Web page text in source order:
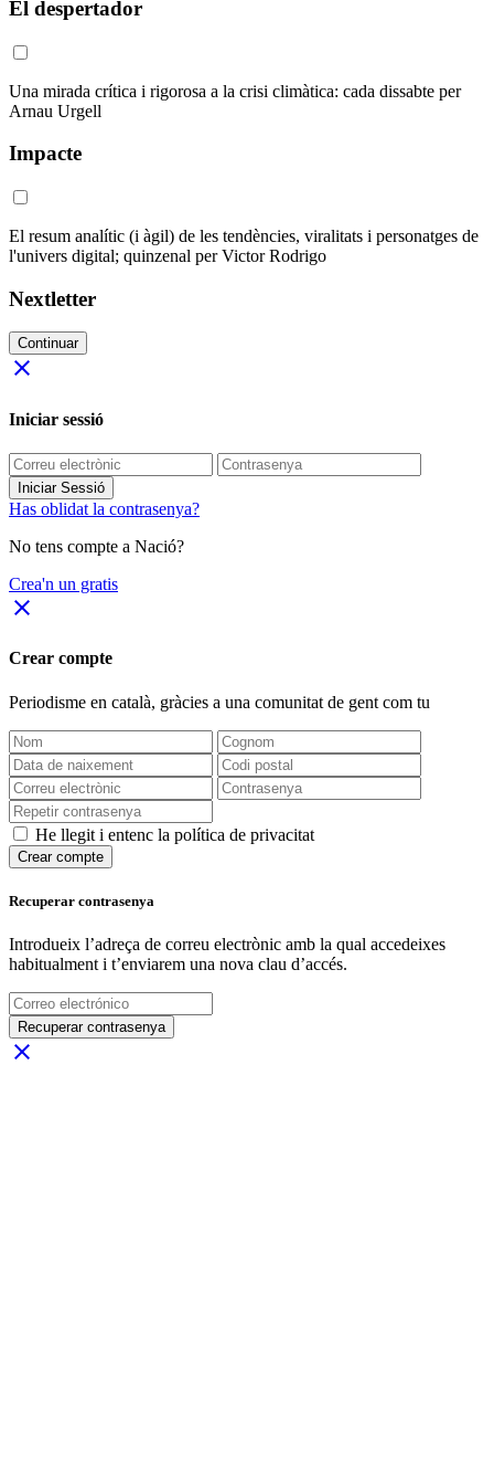
El despertador
Una mirada crítica i rigorosa a la crisi climàtica: cada dissabte per
Arnau Urgell
Impacte
El resum analític (i àgil) de les tendències, viralitats i personatges de
l'univers digital; quinzenal per Victor Rodrigo
Nextletter
Continuar
close
Iniciar sessió
Iniciar Sessió
Has oblidat la contrasenya?
No tens compte a Nació?
Crea'n un gratis
close
Crear compte
Periodisme en català, gràcies a una comunitat de gent com tu
He llegit i entenc la política de privacitat
Crear compte
Recuperar contrasenya
Introdueix l’adreça de correu electrònic amb la qual accedeixes
habitualment i t’enviarem una nova clau d’accés.
Recuperar contrasenya
close